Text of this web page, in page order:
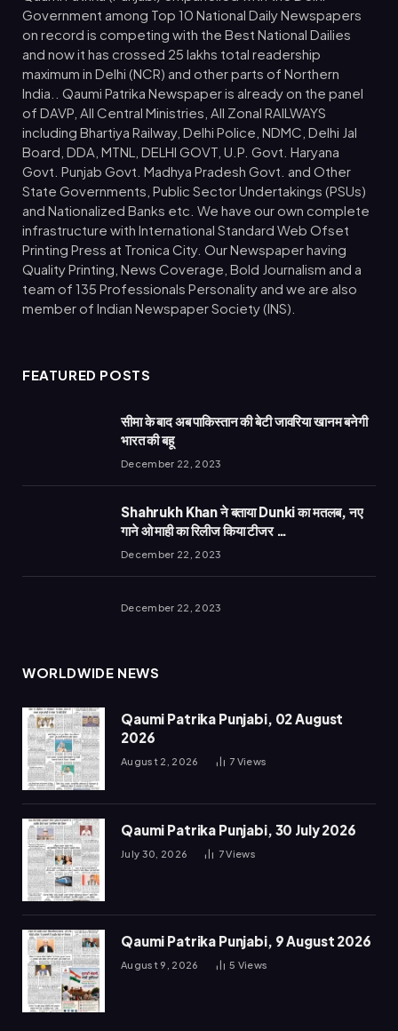
Government among Top 10 National Daily Newspapers
on record is competing with the Best National Dailies
and now it has crossed 25 lakhs total readership
maximum in Delhi (NCR) and other parts of Northern
India.. Qaumi Patrika Newspaper is already on the panel
of DAVP, All Central Ministries, All Zonal RAILWAYS
including Bhartiya Railway, Delhi Police, NDMC, Delhi Jal
Board, DDA, MTNL, DELHI GOVT, U.P. Govt. Haryana
Govt. Punjab Govt. Madhya Pradesh Govt. and Other
State Governments, Public Sector Undertakings (PSUs)
and Nationalized Banks etc. We have our own complete
infrastructure with International Standard Web Ofset
Printing Press at Tronica City. Our Newspaper having
Quality Printing, News Coverage, Bold Journalism and a
team of 135 Professionals Personality and we are also
member of Indian Newspaper Society (INS).
FEATURED POSTS
सीमा के बाद अब पाकिस्तान की बेटी जावरिया खानम बनेगी
भारत की बहू
December 22, 2023
Shahrukh Khan ने बताया Dunki का मतलब, नए
गाने ओ माही का रिलीज किया टीजर …
December 22, 2023
December 22, 2023
WORLDWIDE NEWS
Qaumi Patrika Punjabi, 02 August
2026
August 2, 2026 7 Views
Qaumi Patrika Punjabi, 30 July 2026
July 30, 2026 7Views
Qaumi Patrika Punjabi, 9 August 2026
August 9, 2026 5 Views